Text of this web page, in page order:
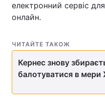
Головна
Спорт
електронний сервіс
онлайн.
ЧИТАЙТЕ ТАКОЖ
Кернес знову
балотуватися в мери